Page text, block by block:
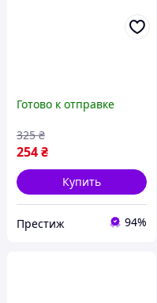
Готово к отправке
254 ₴
325 ₴
Купить
Престиж 94%